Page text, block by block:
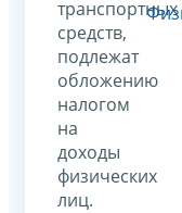
транспортных
средств,
подлежат
обложению
налогом
на
доходы
физических
лиц.